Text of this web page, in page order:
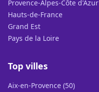
Provence-Alpes-Côte d'Azur
Hauts-de-France
Grand Est
Pays de la Loire
Top villes
Aix-en-Provence (50)